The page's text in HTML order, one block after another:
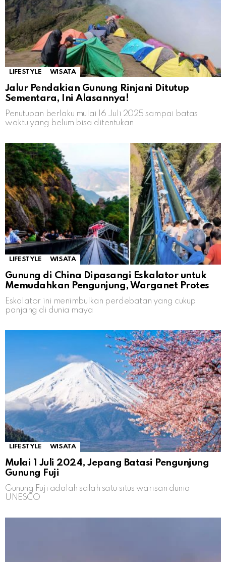
LIFESTYLE WISATA
Jalur Pendakian Gunung Rinjani Ditutup
Sementara, Ini Alasannya!
Penutupan berlaku mulai 16 Juli 2025 sampai batas
waktu yang belum bisa ditentukan
LIFESTYLE WISATA
Gunung di China Dipasangi Eskalator untuk
Memudahkan Pengunjung, Warganet Protes
Eskalator ini menimbulkan perdebatan yang cukup
panjang di dunia maya
LIFESTYLE WISATA
Mulai 1 Juli 2024, Jepang Batasi Pengunjung
Gunung Fuji
Gunung Fuji adalah salah satu situs warisan dunia
UNESCO